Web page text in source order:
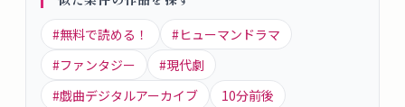
ロ
グ
#無料で読める！ #ヒューマンドラマ
#ファンタジー #現代劇
#戯曲デジタルアーカイブ 10分前後